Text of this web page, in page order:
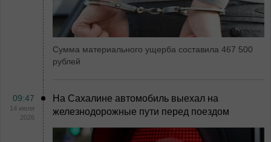
Сумма материального ущерба составила 467 500
рублей
09:47
14 июля
2026
На Сахалине автомобиль выехал на
железнодорожные пути перед поездом